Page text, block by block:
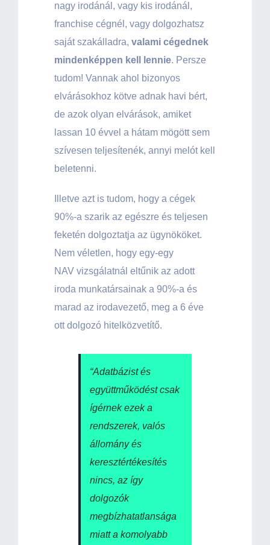
nagy irodánál, vagy kis irodánál,
franchise cégnél, vagy dolgozhatsz
saját szakálladra, valami cégednek
mindenképpen kell lennie. Persze
tudom! Vannak ahol bizonyos
elvárásokhoz kötve adnak havi bért,
de azok olyan elvárások, amiket
lassan 10 évvel a hátam mögött sem
szívesen teljesítenék, annyi melót kell
beletenni.
Illetve azt is tudom, hogy a cégek
90%-a szarik az egészre és teljesen
feketén dolgoztatja az ügynököket.
Nem véletlen, hogy egy-egy
NAV vizsgálatnál eltűnik az adott
iroda munkatársainak a 90%-a és
marad az irodavezető, meg a 6 éve
ott dolgozó hitelközvetítő.
“Adatbázist és
együttműködést csak
ígérnek ezek a
rendszerek, valós
állomány és
keresztértékesítés
nincs, az így
dolgozók
megbízhatatlansága
miatt a komolyabb